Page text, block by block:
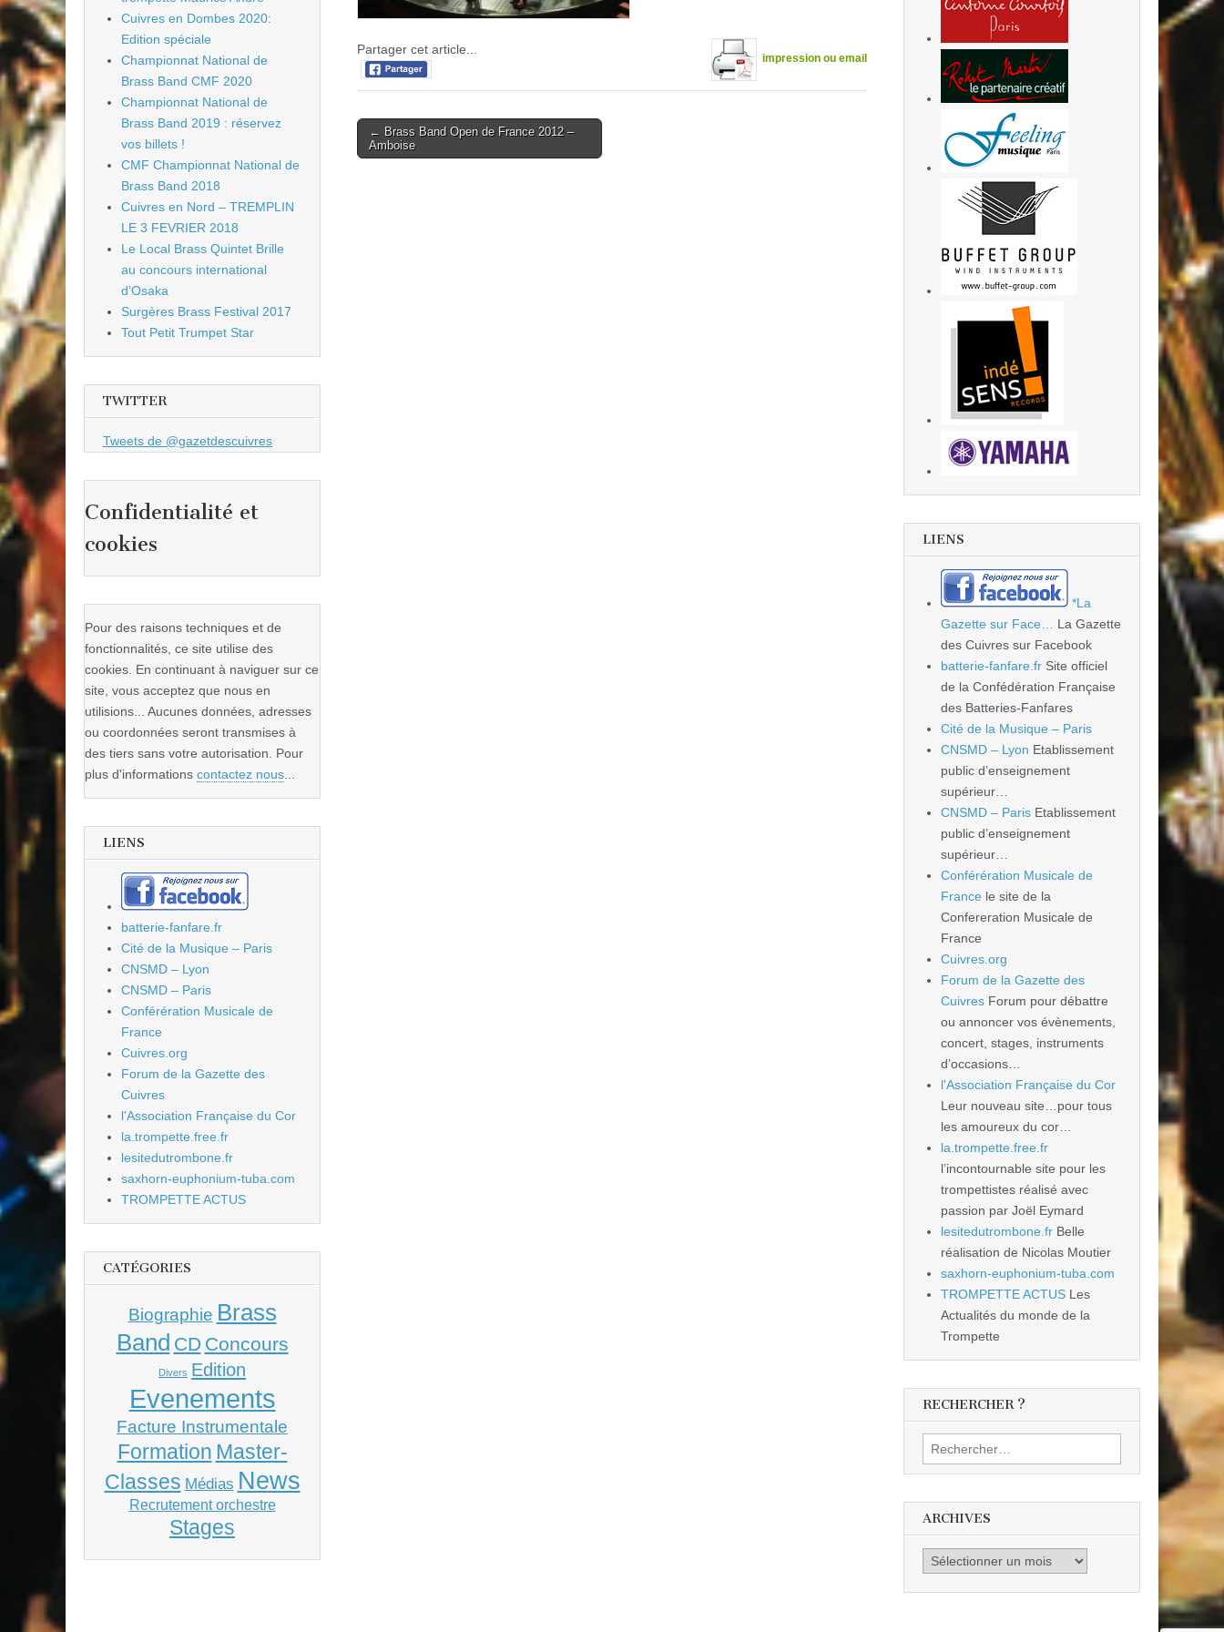
impression ou email
Partager cet article...
Post
navigation
← Brass Band Open de France 2012 –
Amboise
Cuivres en Dombes 2020:
Edition spéciale
Championnat National de
Brass Band CMF 2020
Championnat National de
Brass Band 2019 : réservez
vos billets !
CMF Championnat National de
Brass Band 2018
Cuivres en Nord – TREMPLIN
LE 3 FEVRIER 2018
Le Local Brass Quintet Brille
au concours international
d’Osaka
Surgères Brass Festival 2017
Tout Petit Trumpet Star
TWITTER
Tweets de @gazetdescuivres
Confidentialité et
cookies
Pour des raisons techniques et de
fonctionnalités, ce site utilise des
cookies. En continuant à naviguer sur ce
site, vous acceptez que nous en
utilisions... Aucunes données, adresses
ou coordonnées seront transmises à
des tiers sans votre autorisation. Pour
plus d'informations contactez nous...
LIENS
batterie-fanfare.fr
Cité de la Musique – Paris
CNSMD – Lyon
CNSMD – Paris
Conférération Musicale de
France
Cuivres.org
Forum de la Gazette des
Cuivres
l'Association Française du Cor
la.trompette.free.fr
lesitedutrombone.fr
saxhorn-euphonium-tuba.com
TROMPETTE ACTUS
CATÉGORIES
Biographie Brass
Band CD Concours
Divers Edition
Evenements
Facture Instrumentale
Formation Master-
Classes Médias News
Recrutement orchestre
Stages
LIENS
*La
Gazette sur Face…
La Gazette
des Cuivres sur Facebook
batterie-fanfare.fr Site officiel
de la Confédération Française
des Batteries-Fanfares
Cité de la Musique – Paris
CNSMD – Lyon Etablissement
public d’enseignement
supérieur…
CNSMD – Paris Etablissement
public d’enseignement
supérieur…
Conférération Musicale de
France le site de la
Confereration Musicale de
France
Cuivres.org
Forum de la Gazette des
Cuivres Forum pour débattre
ou annoncer vos évènements,
concert, stages, instruments
d’occasions…
l'Association Française du Cor
Leur nouveau site…pour tous
les amoureux du cor…
la.trompette.free.fr
l’incontournable site pour les
trompettistes réalisé avec
passion par Joël Eymard
lesitedutrombone.fr Belle
réalisation de Nicolas Moutier
saxhorn-euphonium-tuba.com
TROMPETTE ACTUS Les
Actualités du monde de la
Trompette
RECHERCHER ?
Rechercher :
ARCHIVES
Archives